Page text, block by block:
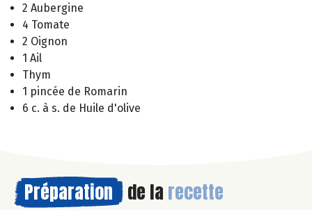
2 Aubergine
4 Tomate
2 Oignon
1 Ail
Thym
1 pincée de Romarin
6 c. à s. de Huile d'olive
Préparation de la recette